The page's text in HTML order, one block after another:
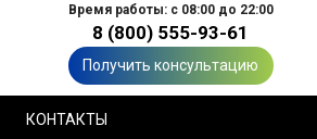
Время работы: с 08:00 до 22:00
8 (800) 555-93-61
Получить консультацию
КОНТАКТЫ